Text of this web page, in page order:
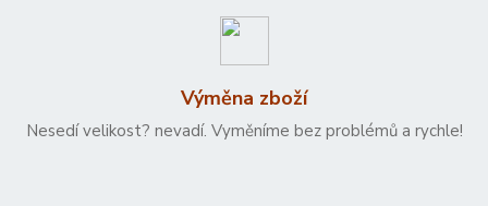
Výměna zboží
Nesedí velikost? nevadí. Vyměníme bez problémů a rychle!